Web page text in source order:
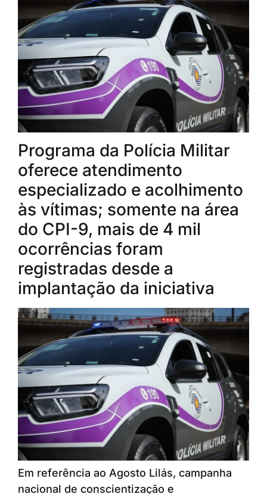
Programa da Polícia Militar
oferece atendimento
especializado e acolhimento
às vítimas; somente na área
do CPI-9, mais de 4 mil
ocorrências foram
registradas desde a
implantação da iniciativa
Em referência ao Agosto Lilás, campanha
nacional de conscientização e